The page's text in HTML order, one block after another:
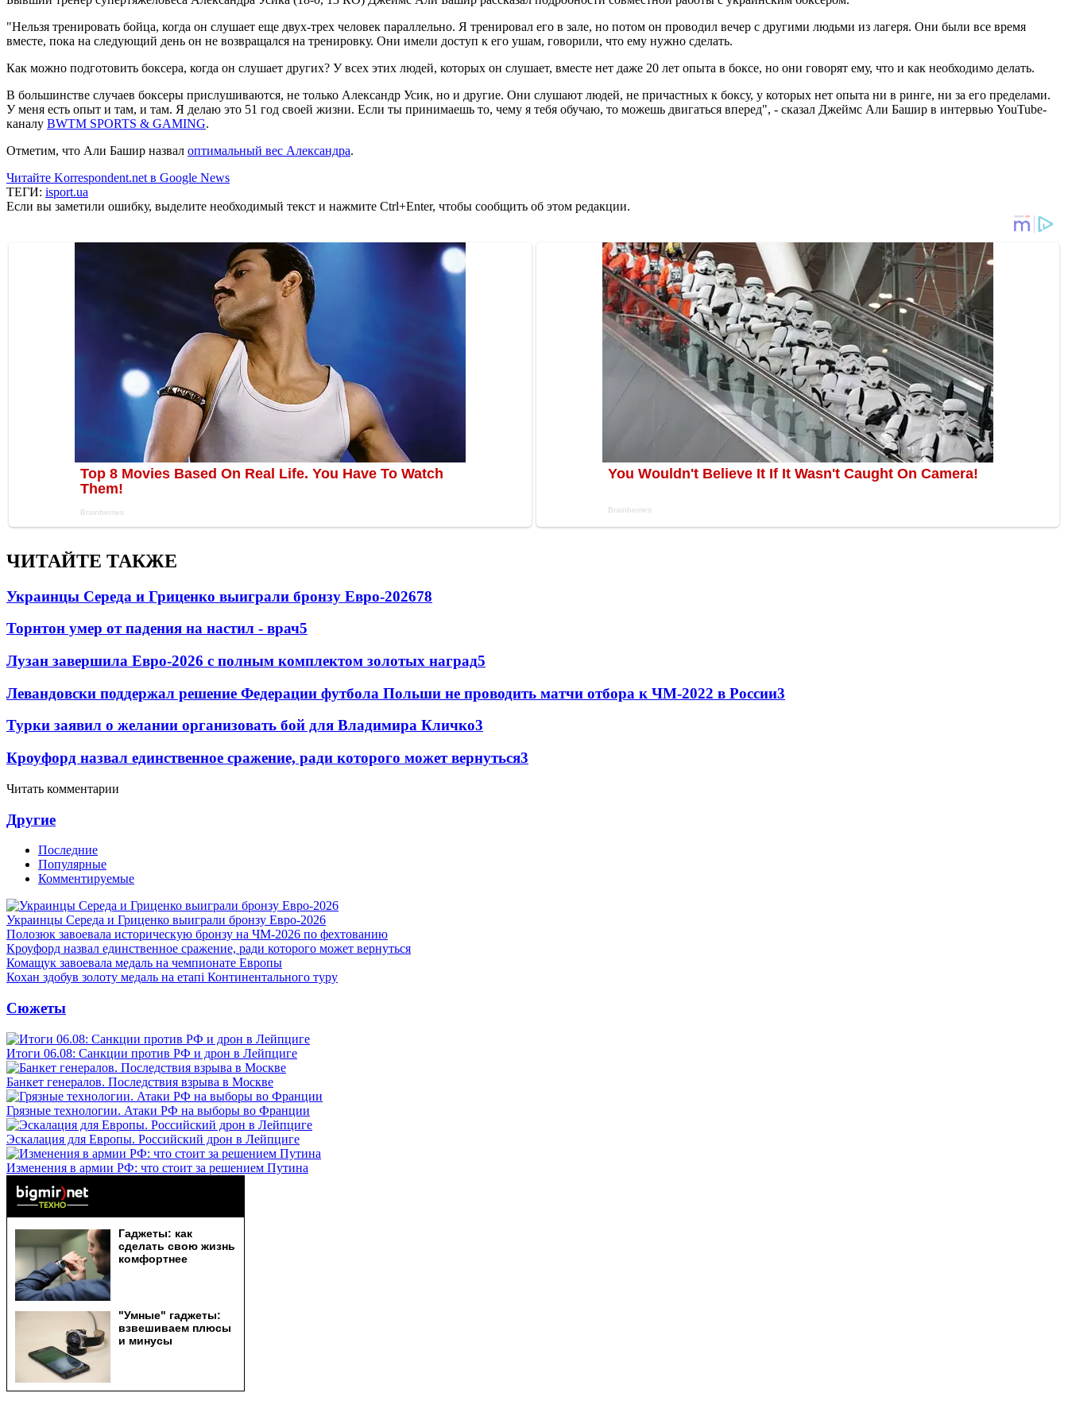
"Нельзя тренировать бойца, когда он слушает еще двух-трех человек параллельно. Я тренировал его в зале, но потом он проводил вечер с другими людьми из лагеря. Они были все время
вместе, пока на следующий день он не возвращался на тренировку. Они имели доступ к его ушам, говорили, что ему нужно сделать.
Как можно подготовить боксера, когда он слушает других? У всех этих людей, которых он слушает, вместе нет даже 20 лет опыта в боксе, но они говорят ему, что и как необходимо делать.
В большинстве случаев боксеры прислушиваются, не только Александр Усик, но и другие. Они слушают людей, не причастных к боксу, у которых нет опыта ни в ринге, ни за его пределами.
У меня есть опыт и там, и там. Я делаю это 51 год своей жизни. Если ты принимаешь то, чему я тебя обучаю, то можешь двигаться вперед", - сказал Джеймс Али Башир в интервью YouTube-
каналу BWTM SPORTS & GAMING.
Отметим, что Али Башир назвал оптимальный вес Александра.
Читайте Korrespondent.net в Google News
ТЕГИ: isport.ua
Если вы заметили ошибку, выделите необходимый текст и нажмите Ctrl+Enter, чтобы сообщить об этом редакции.
ЧИТАЙТЕ ТАКЖЕ
Украинцы Середа и Гриценко выиграли бронзу Евро-202678
Торнтон умер от падения на настил - врач5
Лузан завершила Евро-2026 с полным комплектом золотых наград5
Левандовски поддержал решение Федерации футбола Польши не проводить матчи отбора к ЧМ-2022 в России3
Турки заявил о желании организовать бой для Владимира Кличко3
Кроуфорд назвал единственное сражение, ради которого может вернуться3
Читать комментарии
Другие
Последние
Популярные
Комментируемые
Украинцы Середа и Гриценко выиграли бронзу Евро-2026
Полозюк завоевала историческую бронзу на ЧМ-2026 по фехтованию
Кроуфорд назвал единственное сражение, ради которого может вернуться
Комащук завоевала медаль на чемпионате Европы
Кохан здобув золоту медаль на етапі Континентального туру
Сюжеты
Итоги 06.08: Санкции против РФ и дрон в Лейпциге
Банкет генералов. Последствия взрыва в Москве
Грязные технологии. Атаки РФ на выборы во Франции
Эскалация для Европы. Российский дрон в Лейпциге
Изменения в армии РФ: что стоит за решением Путина